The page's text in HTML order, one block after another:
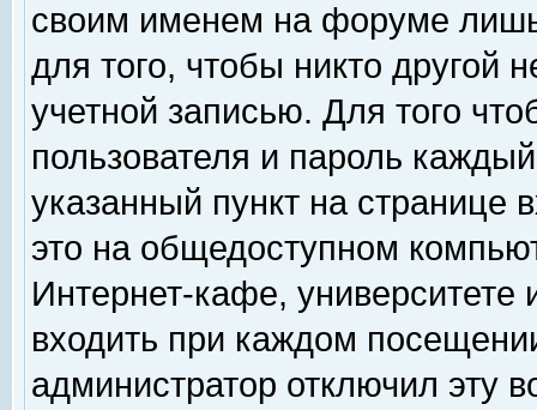
своим именем на форуме
для того, чтобы никто другой
учетной записью. Для того
пользователя и пароль
указанный пункт на
это на общедоступном
Интернет-кафе, университете
входить при каждом
администратор отключил эту